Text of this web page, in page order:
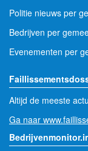
Politie nieuws per
Bedrijven per
Evenementen per
Altijd de meeste
Ga naar